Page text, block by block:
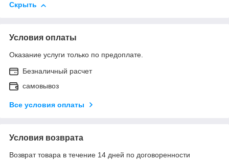
Скрыть
Условия оплаты
Оказание услуги только по предоплате.
Безналичный расчет
самовывоз
Все условия оплаты
Условия возврата
Возврат товара в течение 14 дней по договоренности